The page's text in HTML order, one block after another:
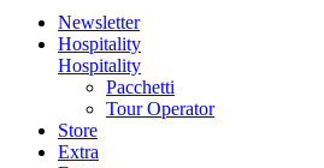
Newsletter
Hospitality
Hospitality
Pacchetti
Tour Operator
Store
Extra